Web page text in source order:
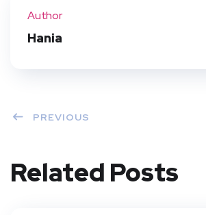
Author
Hania
PREVIOUS
Related Posts